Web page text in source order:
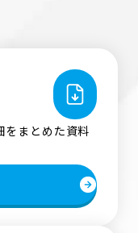
まとめた資料